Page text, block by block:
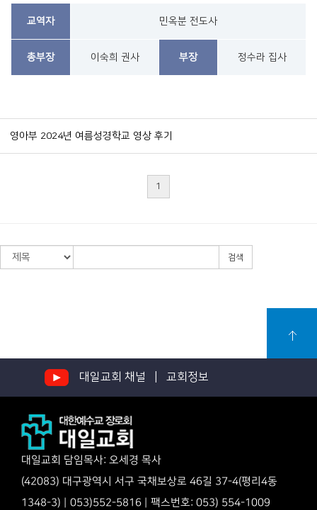
교역자 민옥분 전도사
총부장 이숙희 권사 부장 정수라 집사
영아부 2024년 여름성경학교 영상 후기
1
검색
대일교회 채널 | 교회정보
대일교회 담임목사: 오세경 목사
(42083) 대구광역시 서구 국채보상로 46길 37-4(평리4동
1348-3) | 053)552-5816 | 팩스번호: 053) 554-1009